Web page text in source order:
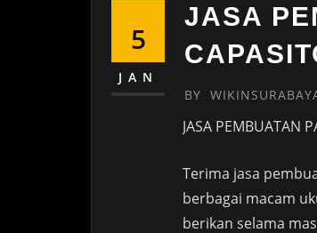
5
JAN
JASA
BY
JASA PEMBUATAN
Terima jasa
berbagai macam
berikan selama